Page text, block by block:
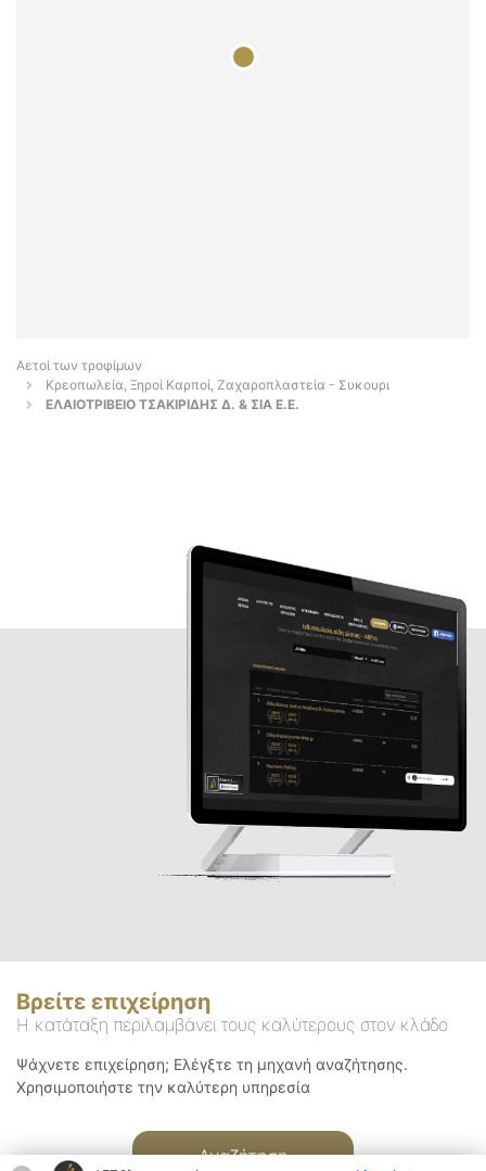
Αετοί των τροφίμων
Κρεοπωλεία, Ξηροί Καρποί, Ζαχαροπλαστεία - Συκουρι
ΕΛΑΙΟΤΡΙΒΕΙΟ ΤΣΑΚΙΡΙΔΗΣ Δ. & ΣΙΑ E.Ε.
Βρείτε επιχείρηση
Η κατάταξη περιλαμβάνει τους καλύτερους στον κλάδο
Ψάχνετε επιχείρηση; Ελέγξτε τη μηχανή αναζήτησης.
Χρησιμοποιήστε την καλύτερη υπηρεσία
Αναζήτηση